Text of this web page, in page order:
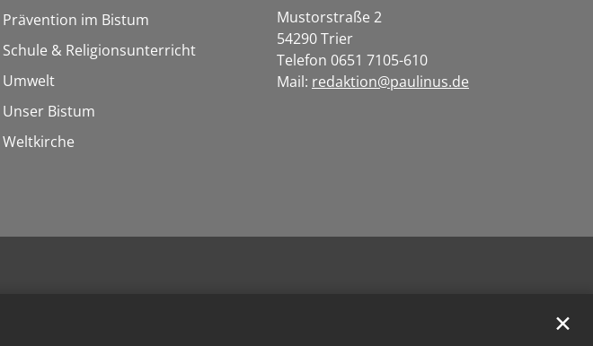
✕
Prävention im Bistum
Schule & Religionsunterricht
Umwelt
Unser Bistum
Weltkirche
Mustorstraße 2
54290 Trier
Telefon 0651 7105-610
Mail: redaktion@paulinus.de